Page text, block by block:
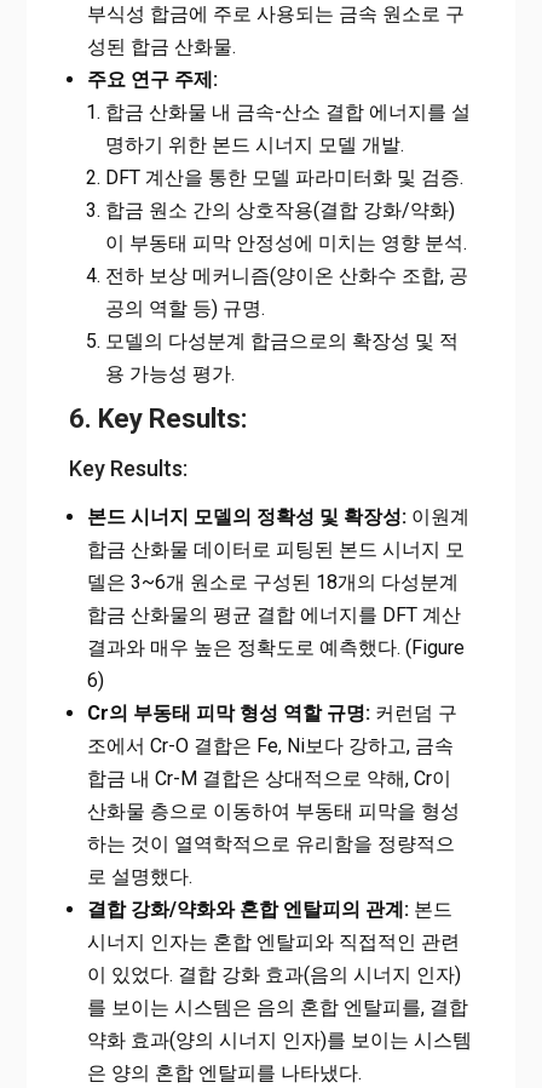
부식성 합금에 주로 사용되는 금속 원소로 구
성된 합금 산화물.
주요 연구 주제:
합금 산화물 내 금속-산소 결합 에너지를 설
명하기 위한 본드 시너지 모델 개발.
DFT 계산을 통한 모델 파라미터화 및 검증.
합금 원소 간의 상호작용(결합 강화/약화)
이 부동태 피막 안정성에 미치는 영향 분석.
전하 보상 메커니즘(양이온 산화수 조합, 공
공의 역할 등) 규명.
모델의 다성분계 합금으로의 확장성 및 적
용 가능성 평가.
6. Key Results:
Key Results:
본드 시너지 모델의 정확성 및 확장성:이원계
합금 산화물 데이터로 피팅된 본드 시너지 모
델은 3~6개 원소로 구성된 18개의 다성분계
합금 산화물의 평균 결합 에너지를 DFT 계산
결과와 매우 높은 정확도로 예측했다. (Figure
6)
Cr의 부동태 피막 형성 역할 규명:커런덤 구
조에서 Cr-O 결합은 Fe, Ni보다 강하고, 금속
합금 내 Cr-M 결합은 상대적으로 약해, Cr이
산화물 층으로 이동하여 부동태 피막을 형성
하는 것이 열역학적으로 유리함을 정량적으
로 설명했다.
결합 강화/약화와 혼합 엔탈피의 관계:본드
시너지 인자는 혼합 엔탈피와 직접적인 관련
이 있었다. 결합 강화 효과(음의 시너지 인자)
를 보이는 시스템은 음의 혼합 엔탈피를, 결합
약화 효과(양의 시너지 인자)를 보이는 시스템
은 양의 혼합 엔탈피를 나타냈다.